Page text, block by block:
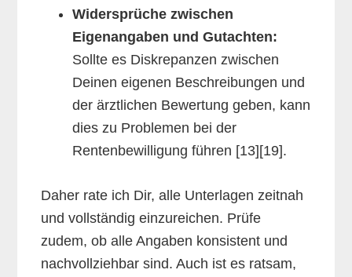
Widersprüche zwischen
Eigenangaben und Gutachten:
Sollte es Diskrepanzen zwischen
Deinen eigenen Beschreibungen und
der ärztlichen Bewertung geben, kann
dies zu Problemen bei der
Rentenbewilligung führen [13][19].
Daher rate ich Dir, alle Unterlagen zeitnah
und vollständig einzureichen. Prüfe
zudem, ob alle Angaben konsistent und
nachvollziehbar sind. Auch ist es ratsam,